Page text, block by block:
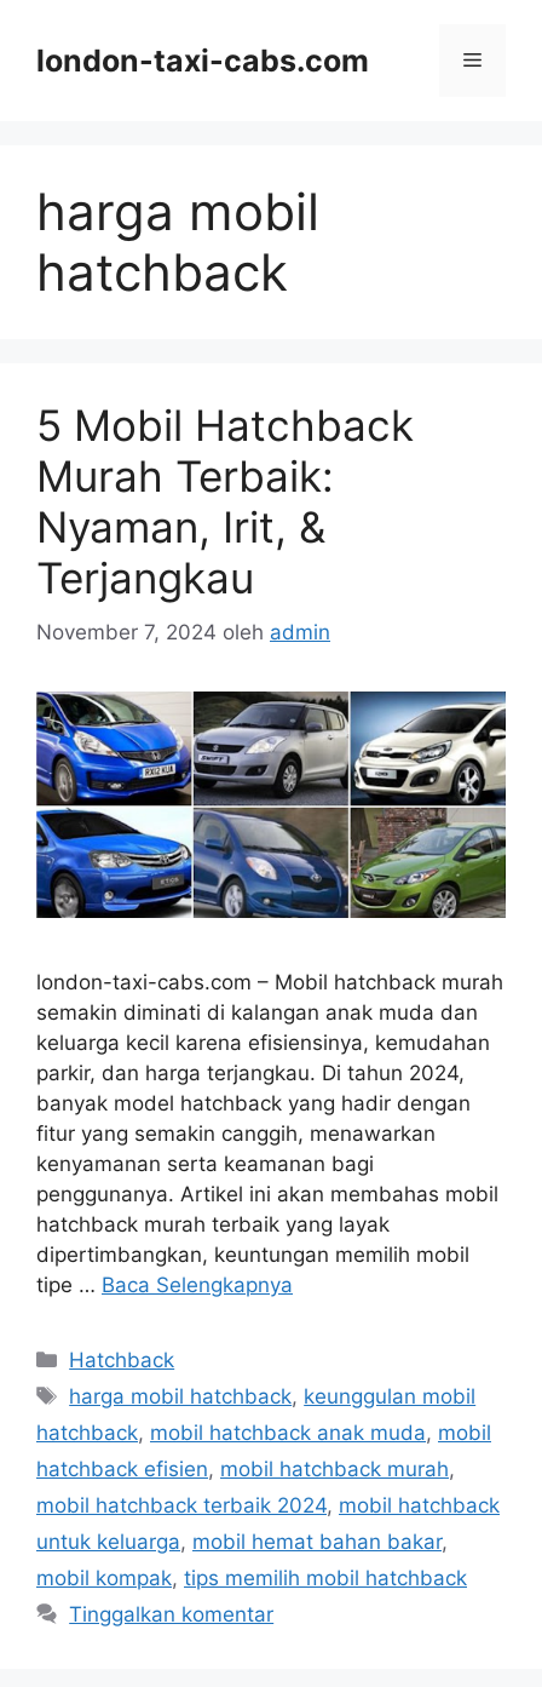
london-taxi-cabs.com Menu
harga mobil
hatchback
5 Mobil Hatchback
Murah Terbaik:
Nyaman, Irit, &
Terjangkau
November 7, 2024 oleh admin
london-taxi-cabs.com – Mobil hatchback murah
semakin diminati di kalangan anak muda dan
keluarga kecil karena efisiensinya, kemudahan
parkir, dan harga terjangkau. Di tahun 2024,
banyak model hatchback yang hadir dengan
fitur yang semakin canggih, menawarkan
kenyamanan serta keamanan bagi
penggunanya. Artikel ini akan membahas mobil
hatchback murah terbaik yang layak
dipertimbangkan, keuntungan memilih mobil
tipe … Baca Selengkapnya
Kategori
Hatchback
Tag
harga mobil hatchback, keunggulan mobil
hatchback, mobil hatchback anak muda, mobil
hatchback efisien, mobil hatchback murah,
mobil hatchback terbaik 2024, mobil hatchback
untuk keluarga, mobil hemat bahan bakar,
mobil kompak, tips memilih mobil hatchback
Tinggalkan komentar